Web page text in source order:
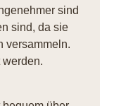
sind
sind, da sie
versammeln.